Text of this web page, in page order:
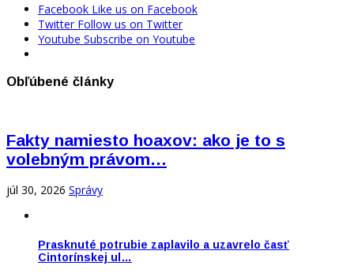
Facebook Like us on Facebook
Twitter Follow us on Twitter
Youtube Subscribe on Youtube
Obľúbené články
Fakty namiesto hoaxov: ako je to s
volebným právom…
júl 30, 2026 Správy
Prasknuté potrubie zaplavilo a uzavrelo časť
Cintorínskej ul…